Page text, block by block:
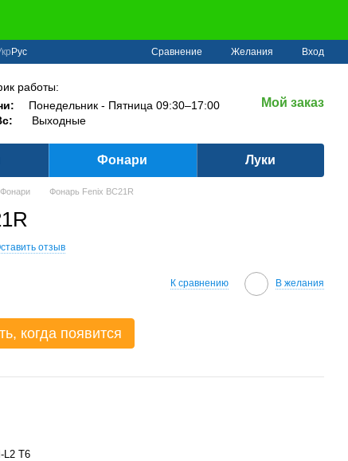
Рус Сравнение Желания Вход
работы:
Понедельник - Пятница 09:30–17:00
Выходные
Мой заказ
Фонари Луки
Фонари Фонарь Fenix BC21R
отзыв
К сравнению В желания
когда появится
L2 T6